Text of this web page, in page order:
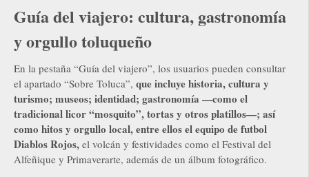
Guía del viajero: cultura, gastronomía
y orgullo toluqueño
En la pestaña “Guía del viajero”, los usuarios pueden consultar
el apartado “Sobre Toluca”, que incluye historia, cultura y
turismo; museos; identidad; gastronomía —como el
tradicional licor “mosquito”, tortas y otros platillos—; así
como hitos y orgullo local, entre ellos el equipo de futbol
Diablos Rojos, el volcán y festividades como el Festival del
Alfeñique y Primaverarte, además de un álbum fotográfico.